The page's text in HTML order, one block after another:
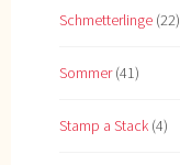
Schmetterlinge (22)
Sommer(41)
Stamp a Stack (4)